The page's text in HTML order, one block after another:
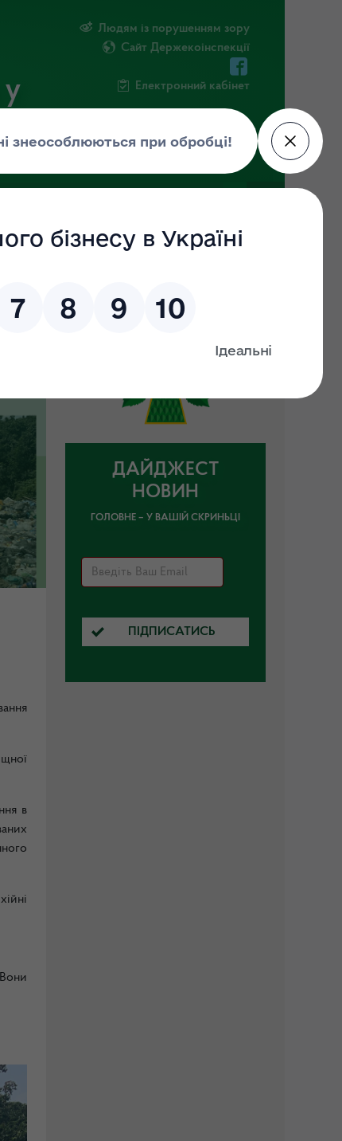
у
Людям із порушенням зору
Сайт Держекоінспекції
Електронний кабінет
в
ДАЙДЖЕСТ
НОВИН
ГОЛОВНЕ – У ВАШІЙ СКРИНЬЦІ
ПІДПИСАТИСЬ